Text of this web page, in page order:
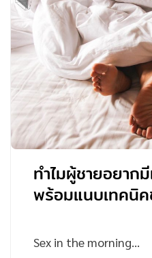
ทำไมผู้ชายอยาก
พร้อมแนบเทคนิ
Sex in the morning…